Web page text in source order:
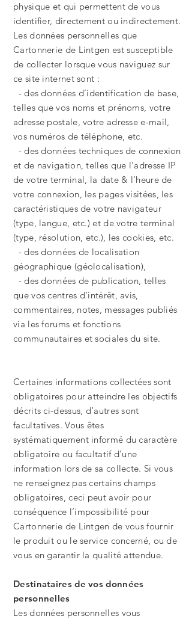
physique et qui permettent de vous
identifier, directement ou indirectement.
Les données personnelles que
Cartonnerie de Lintgen est susceptible
de collecter lorsque vous naviguez sur
ce site internet sont :
- des données d’identification de base,
telles que vos noms et prénoms, votre
adresse postale, votre adresse e-mail,
vos numéros de téléphone, etc.
- des données techniques de connexion
et de navigation, telles que l’adresse IP
de votre terminal, la date & l'heure de
votre connexion, les pages visitées, les
caractéristiques de votre navigateur
(type, langue, etc.) et de votre terminal
(type, résolution, etc.), les cookies, etc.
- des données de localisation
géographique (géolocalisation),
- des données de publication, telles
que vos centres d’intérêt, avis,
commentaires, notes, messages publiés
via les forums et fonctions
communautaires et sociales du site.
Certaines informations collectées sont
obligatoires pour atteindre les objectifs
décrits ci-dessus, d’autres sont
facultatives. Vous êtes
systématiquement informé du caractère
obligatoire ou facultatif d’une
information lors de sa collecte. Si vous
ne renseignez pas certains champs
obligatoires, ceci peut avoir pour
conséquence l’impossibilité pour
Cartonnerie de Lintgen de vous fournir
le produit ou le service concerné, ou de
vous en garantir la qualité attendue.
Destinataires de vos données
personnelles
Les données personnelles vous